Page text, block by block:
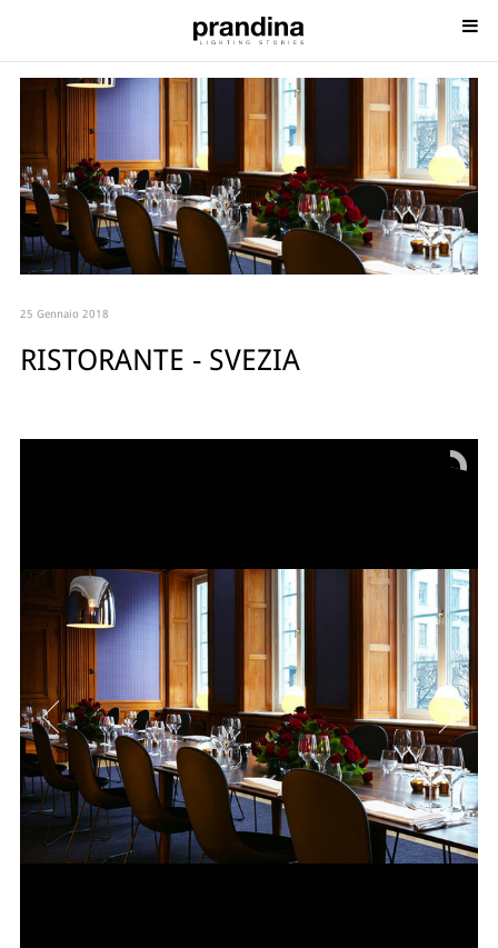
25 Gennaio 2018
RISTORANTE - SVEZIA